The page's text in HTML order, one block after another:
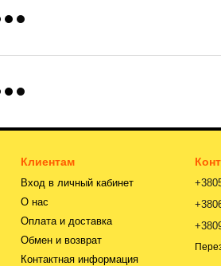
Клиентам
Вход в личный кабинет
О нас
Оплата и доставка
Обмен и возврат
Контактная информация